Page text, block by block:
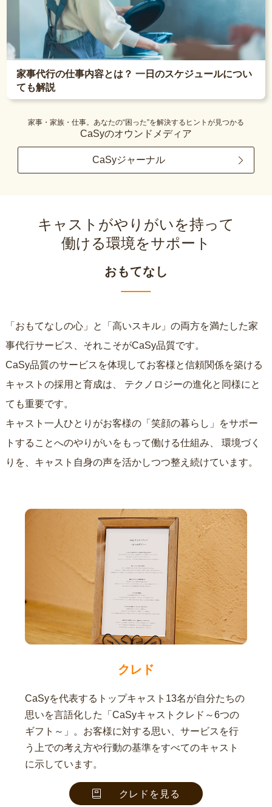
家事代行の仕事内容とは？ 一日のスケジュールについ
ても解説
家事・家族・仕事。あなたの“困った”を解決するヒントが見つかる
CaSyのオウンドメディア
CaSyジャーナル
キャストがやりがいを持って
働ける環境をサポート
おもてなし
「おもてなしの心」と「高いスキル」の両方を満たした家
事代行サービス、それこそがCaSy品質です。
CaSy品質のサービスを体現してお客様と信頼関係を築ける
キャストの採用と育成は、
ても重要です。
キャスト一人ひとりがお客様の「笑顔の暮らし」をサポー
トすることへのやりがいをもって働ける仕組み、
りを、キャスト自身の声を活かしつつ整え続けています。
クレド
CaSyを代表するトップキャスト13名が自分たちの
思いを言語化した「CaSyキャストクレド～6つの
ギフト～」。お客様に対する思い、サービスを行
う上での考え方や行動の基準をすべてのキャスト
に示しています。
クレドを見る